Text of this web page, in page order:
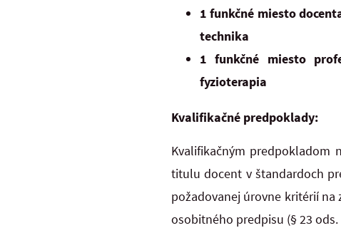
1 funkčné miesto
technika
1 funkčné miesto
fyzioterapia
Kvalifikačné predpoklady:
Kvalifikačným predpokladom
titulu docent v štandardoch
požadovanej úrovne kritérií
osobitného predpisu (§ 23 ods.